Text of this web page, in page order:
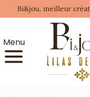
Bi&jou, meilleur
Menu